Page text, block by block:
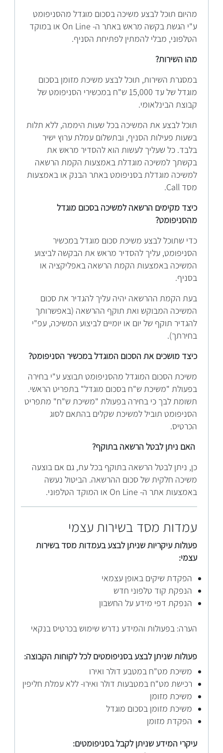
מהיום תוכל לבצע משיכה בסכום מוגדל מהסניפומט
ע"י הגשת בקשה מראש באתר ה- On Line או במוקד
הטלפוני, מבלי להמתין לפתיחת הסניף.
מהו השירות?
במסגרת השירות, תוכל לבצע משיכת מזומן בסכום
מוגדל של עד 15,000 ש"ח במכשירי הסניפומט של
קבוצת הבינלאומי.
תוכל לבצע את המשיכה בכל שעות היממה, ללא תלות
בשעות פעילות הסניף, ובתשלום עמלת ערוץ ישיר
בלבד. כל שעליך לעשות הוא להסדיר מראש את
בקשתך למשיכה מוגדלת באמצעות הקמת הרשאה
למשיכה מוגדלת בסניפומט באתר הבנק או באמצעות
מסד Call.
כיצד מקימים הרשאה למשיכה בסכום מוגדל
מהסניפומט?
כדי שתוכל לבצע משיכת סכום מוגדל במכשיר
הסניפומט, עליך להסדיר מראש את הבקשה לביצוע
המשיכה באמצעות הקמת הרשאה באפליקציה או
בסניף.
בעת הקמת ההרשאה יהיה עליך להגדיר את סכום
המשיכה המבוקש ואת תוקף ההרשאה (באפשרותך
להגדיר תוקף של יום או יומיים לביצוע המשיכה, עפ"י
בחירתך).
כיצד מושכים את הסכום המוגדל במכשיר הסניפומט?
משיכת הסכום המוגדל מהסניפומט תבוצע ע"י בחירה
בפעולת "משיכת ש"ח בסכום מוגדל" בתפריט הראשי.
תשומת לבך כי בחירה בפעולת "משיכת ש"ח" מתפריט
הסניפומט תוביל למשיכת שקלים בהתאם לסוג
הכרטיס.
האם ניתן לבטל הרשאה בתוקף?
כן, ניתן לבטל הרשאה בתוקף בכל עת, גם אם בוצעה
משיכה חלקית של סכום ההרשאה. הביטול נעשה
באמצעות אתר ה- On Line או המוקד הטלפוני.
עמדות מסד בשירות עצמי
פעולות עיקריות שניתן לבצע בעמדות מסד בשירות
עצמי:
הפקדת שיקים באופן עצמאי
הנפקת קוד טלפוני חדש
הנפקת דפי מידע על החשבון
הערה: בפעולות והמידע נדרש שימוש בכרטיס בנקאי
פעולות שניתן לבצע בסניפומטים לכל לקוחות הקבוצה:
משיכת מט"ח במטבע דולר ואירו
רכישת מט"ח במטבעות דולר ואירו- ללא עמלת חליפין
משיכת מזומן
משיכת מזומן בסכום מוגדל
הפקדת מזומן
עיקרי המידע שניתן לקבל בסניפומטים: